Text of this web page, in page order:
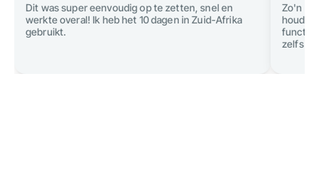
Dit was super eenvoudig op te zetten, snel en
werkte overal! Ik heb het 10 dagen in Zuid-Afrika
gebruikt.
Zo'n
houden
zelfs